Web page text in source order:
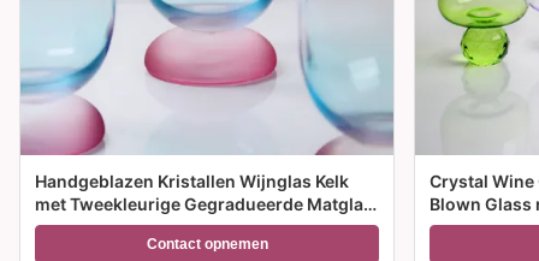
Handgeblazen Kristallen Wijnglas Kelk
met Tweekleurige Gegradueerde Matglas
Voet en 300ml Capaciteit voor
Wijncocktail en Woondecoratie
Contact opnemen
Crystal Wine
Blown Glass
meerdere